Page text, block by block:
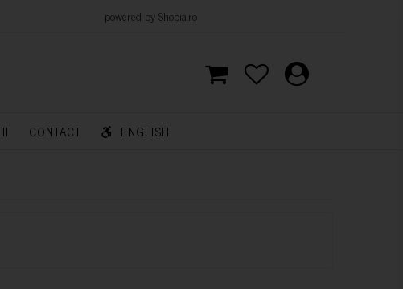
by Shopia.ro
CONTACT ENGLISH